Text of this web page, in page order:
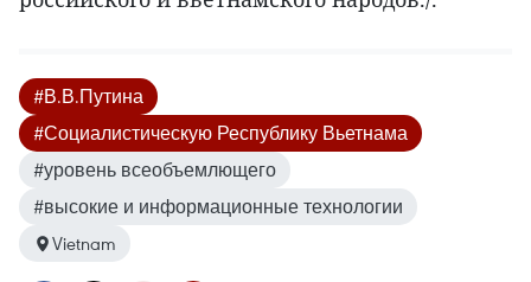
#В.В.Путина
#Социалистическую Республику Вьетнама
#уровень всеобъемлющего
#высокие и информационные технологии
Vietnam